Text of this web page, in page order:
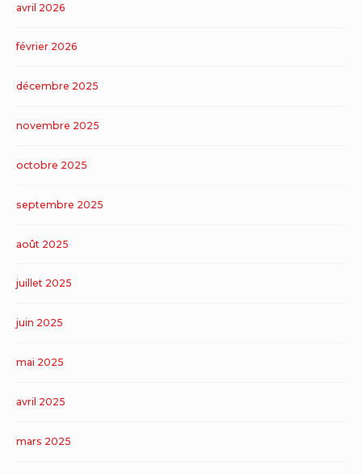
avril 2026
février 2026
décembre 2025
novembre 2025
octobre 2025
septembre 2025
août 2025
juillet 2025
juin 2025
mai 2025
avril 2025
mars 2025